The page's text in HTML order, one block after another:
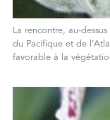
La rencontre, au-
du Paciﬁque et de
favorable à la